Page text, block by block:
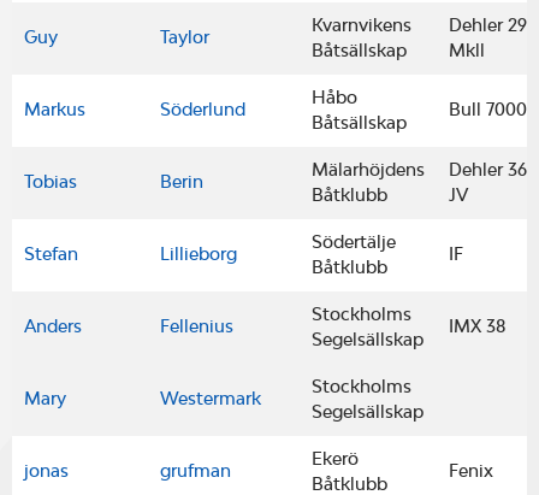
Guy Taylor
Kvarnvikens
Båtsällskap
Dehler 29
Mkll
Markus Söderlund
Håbo
Båtsällskap
Bull 7000
Tobias Berin
Mälarhöjdens
Båtklubb
Dehler 36
JV
Stefan Lillieborg
Södertälje
Båtklubb
IF
Anders Fellenius
Stockholms
Segelsällskap
IMX 38
Mary Westermark
Stockholms
Segelsällskap
jonas grufman
Ekerö
Båtklubb
Fenix